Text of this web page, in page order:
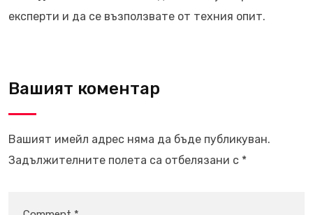
експерти и да се възползвате от техния опит.
Вашият коментар
Вашият имейл адрес няма да бъде публикуван.
Задължителните полета са отбелязани с *